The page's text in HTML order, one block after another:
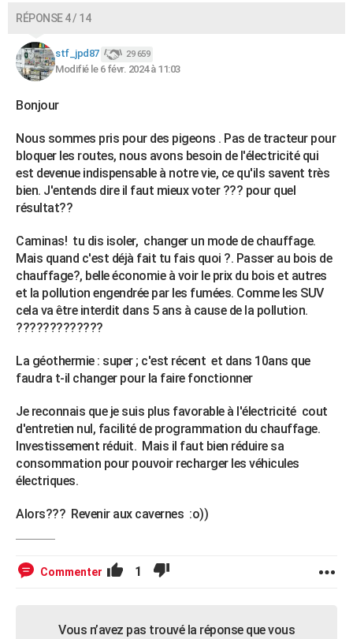
RÉPONSE 4 / 14
stf_jpd87 29 659
Modifié le 6 févr. 2024 à 11:03
Bonjour
Nous sommes pris pour des pigeons . Pas de tracteur pour
bloquer les routes, nous avons besoin de l'électricité qui
est devenue indispensable à notre vie, ce qu'ils savent très
bien. J'entends dire il faut mieux voter ??? pour quel
résultat??
Caminas! tu dis isoler, changer un mode de chauffage.
Mais quand c'est déjà fait tu fais quoi ?. Passer au bois de
chauffage?, belle économie à voir le prix du bois et autres
et la pollution engendrée par les fumées. Comme les SUV
cela va être interdit dans 5 ans à cause de la pollution.
?????????????
La géothermie : super ; c'est récent et dans 10ans que
faudra t-il changer pour la faire fonctionner
Je reconnais que je suis plus favorable à l'électricité cout
d'entretien nul, facilité de programmation du chauffage.
Investissement réduit. Mais il faut bien réduire sa
consommation pour pouvoir recharger les véhicules
électriques.
Alors??? Revenir aux cavernes :o))
Commenter 1
Vous n’avez pas trouvé la réponse que vous